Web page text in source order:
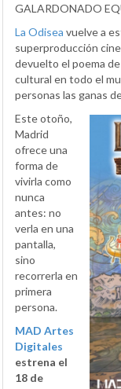
GALARDONADO
La Odisea vuelve a
superproducción
devuelto el poema
cultural en todo el
personas las ganas
Este otoño,
Madrid
ofrece una
forma de
vivirla como
nunca
antes: no
verla en una
pantalla,
sino
recorrerla en
primera
persona.
MAD Artes
Digitales
estrena el
18 de